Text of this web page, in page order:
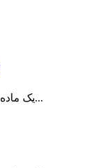
دی اکسید تیتانیوم (TiO2) یک ماده همه کاره با طیف...